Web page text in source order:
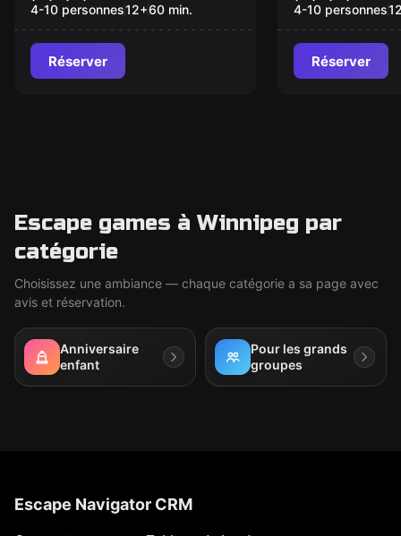
chanceux
4-10 personnes12+60 min.
Réserver
Poséidon
4-10 personnes
Réserver
Escape games à Winnipeg par
catégorie
Choisissez une ambiance — chaque catégorie a sa page avec
avis et réservation.
Anniversaire
enfant
Pour les grands
groupes
Escape Navigator CRM